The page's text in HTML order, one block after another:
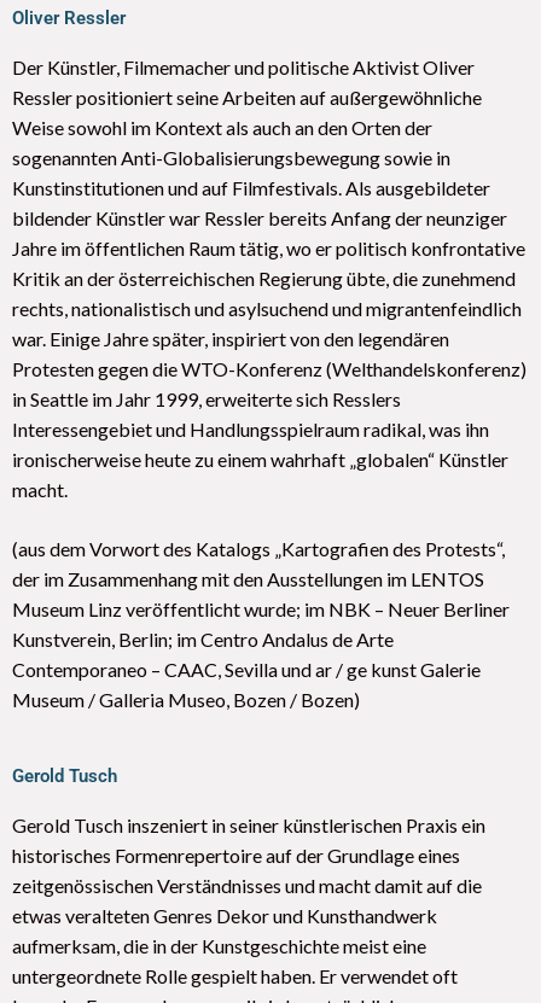
Oliver Ressler
Der Künstler, Filmemacher und politische Aktivist Oliver
Ressler positioniert seine Arbeiten auf außergewöhnliche
Weise sowohl im Kontext als auch an den Orten der
sogenannten Anti-Globalisierungsbewegung sowie in
Kunstinstitutionen und auf Filmfestivals. Als ausgebildeter
bildender Künstler war Ressler bereits Anfang der neunziger
Jahre im öffentlichen Raum tätig, wo er politisch konfrontative
Kritik an der österreichischen Regierung übte, die zunehmend
rechts, nationalistisch und asylsuchend und migrantenfeindlich
war. Einige Jahre später, inspiriert von den legendären
Protesten gegen die WTO-Konferenz (Welthandelskonferenz)
in Seattle im Jahr 1999, erweiterte sich Resslers
Interessengebiet und Handlungsspielraum radikal, was ihn
ironischerweise heute zu einem wahrhaft „globalen“ Künstler
macht.
(aus dem Vorwort des Katalogs „Kartografien des Protests“,
der im Zusammenhang mit den Ausstellungen im LENTOS
Museum Linz veröffentlicht wurde; im NBK – Neuer Berliner
Kunstverein, Berlin; im Centro Andalus de Arte
Contemporaneo – CAAC, Sevilla und ar / ge kunst Galerie
Museum / Galleria Museo, Bozen / Bozen)
Gerold Tusch
Gerold Tusch inszeniert in seiner künstlerischen Praxis ein
historisches Formenrepertoire auf der Grundlage eines
zeitgenössischen Verständnisses und macht damit auf die
etwas veralteten Genres Dekor und Kunsthandwerk
aufmerksam, die in der Kunstgeschichte meist eine
untergeordnete Rolle gespielt haben. Er verwendet oft